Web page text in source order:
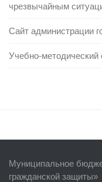
чрезвычайным
Сайт администрации
Учебно-
Об учреждении
Муниципальное
гражданской защиты»